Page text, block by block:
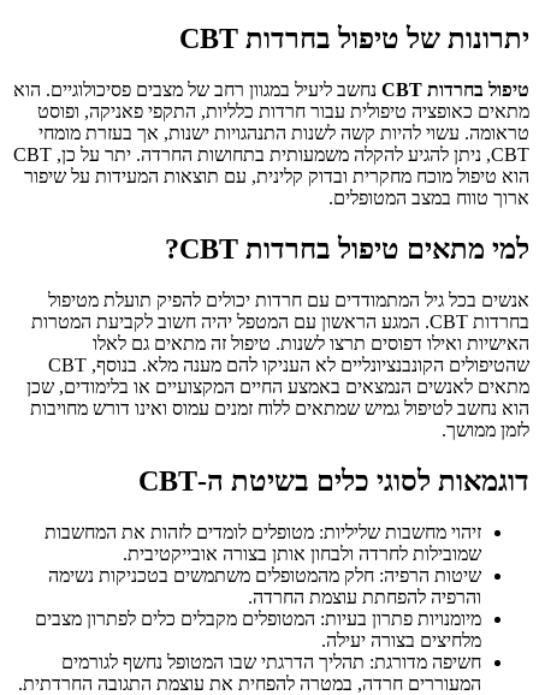
יתרונות של טיפול בחרדות CBT
טיפול בחרדות CBT
נחשב ליעיל במגוון רחב של מצבים פסיכולוגיים. הוא
מתאים כאופציה טיפולית עבור חרדות כלליות, התקפי פאניקה, ופוסט
טראומה. עשוי להיות קשה לשנות התנהגויות ישנות, אך בעזרת מומחי
CBT, ניתן להגיע להקלה משמעותית בתחושות החרדה. יתר על כן, CBT
הוא טיפול מוכח מחקרית ובדוק קלינית, עם תוצאות המעידות על שיפור
ארוך טווח במצב המטופלים.
למי מתאים טיפול בחרדות CBT?
אנשים בכל גיל המתמודדים עם חרדות יכולים להפיק תועלת מטיפול
בחרדות CBT. המגע הראשון עם המטפל יהיה חשוב לקביעת המטרות
האישיות ואילו דפוסים תרצו לשנות. טיפול זה מתאים גם לאלו
שהטיפולים הקונבנציונליים לא העניקו להם מענה מלא. בנוסף, CBT
מתאים לאנשים הנמצאים באמצע החיים המקצועיים או בלימודים, שכן
הוא נחשב לטיפול גמיש שמתאים ללוח זמנים עמוס ואינו דורש מחויבות
לזמן ממושך.
דוגמאות לסוגי כלים בשיטת ה-CBT
זיהוי מחשבות שליליות: מטופלים לומדים לזהות את המחשבות
שמובילות לחרדה ולבחון אותן בצורה אובייקטיבית.
שיטות הרפיה: חלק מהמטופלים משתמשים בטכניקות נשימה
והרפיה להפחתת עוצמת החרדה.
מיומנויות פתרון בעיות: המטופלים מקבלים כלים לפתרון מצבים
מלחיצים בצורה יעילה.
חשיפה מדורגת: תהליך הדרגתי שבו המטופל נחשף לגורמים
המעוררים חרדה, במטרה להפחית את עוצמת התגובה החרדתית.